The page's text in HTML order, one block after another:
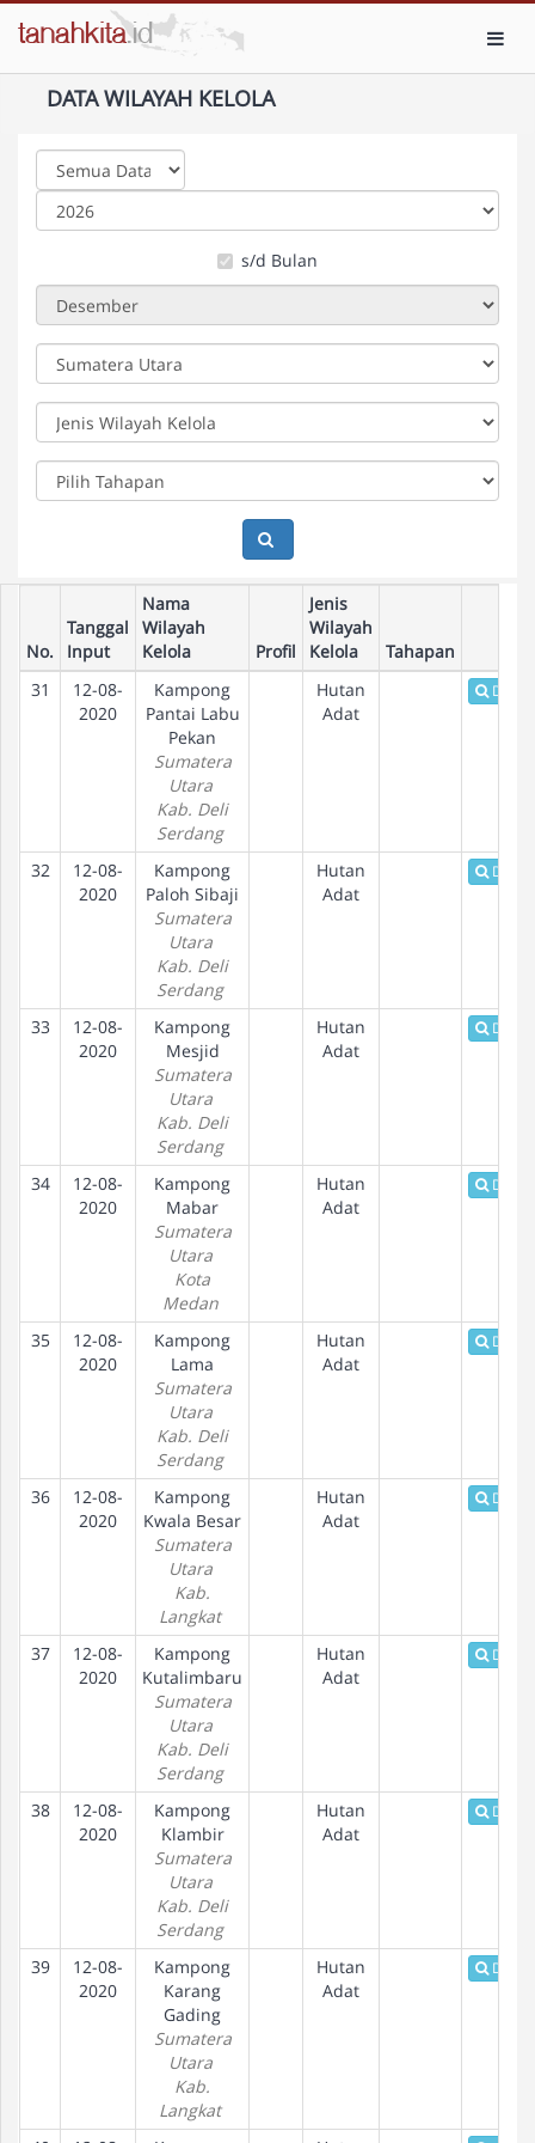
DATA WILAYAH KELOLA
s/d Bulan
No.
Tanggal
Input
Nama
Wilayah
Kelola
Profil
Jenis
Wilayah
Kelola
Tahapan
31
12-08-
2020
Kampong
Pantai Labu
Pekan
Sumatera
Utara
Kab. Deli
Serdang
Hutan
Adat
Detail
32
12-08-
2020
Kampong
Paloh Sibaji
Sumatera
Utara
Kab. Deli
Serdang
Hutan
Adat
Detail
33
12-08-
2020
Kampong
Mesjid
Sumatera
Utara
Kab. Deli
Serdang
Hutan
Adat
Detail
34
12-08-
2020
Kampong
Mabar
Sumatera
Utara
Kota
Medan
Hutan
Adat
Detail
35
12-08-
2020
Kampong
Lama
Sumatera
Utara
Kab. Deli
Serdang
Hutan
Adat
Detail
36
12-08-
2020
Kampong
Kwala Besar
Sumatera
Utara
Kab.
Langkat
Hutan
Adat
Detail
37
12-08-
2020
Kampong
Kutalimbaru
Sumatera
Utara
Kab. Deli
Serdang
Hutan
Adat
Detail
38
12-08-
2020
Kampong
Klambir
Sumatera
Utara
Kab. Deli
Serdang
Hutan
Adat
Detail
39
12-08-
2020
Kampong
Karang
Gading
Sumatera
Utara
Kab.
Langkat
Hutan
Adat
Detail